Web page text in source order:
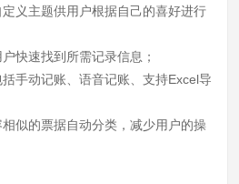
义主题供用户根据自己的喜好进行
快速找到所需记录信息；
手动记账、语音记账、支持Excel导
似的票据自动分类，减少用户的操